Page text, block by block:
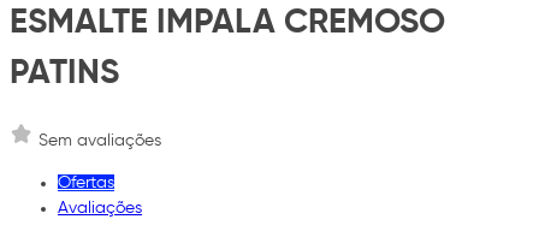
ESMALTE IMPALA CREMOSO
PATINS
Sem avaliações
Ofertas
Avaliações